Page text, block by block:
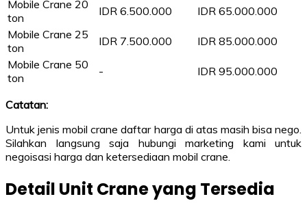
Mobile Crane 20
ton
IDR 6.500.000
IDR 65.000.000
Mobile Crane 25
ton
IDR 7.500.000
IDR 85.000.000
Mobile Crane 50
ton
- IDR 95.000.000
Catatan:
Untuk jenis mobil crane daftar harga di atas masih bisa nego.
Silahkan langsung saja hubungi marketing kami untuk
negoisasi harga dan ketersediaan mobil crane.
Detail Unit Crane yang Tersedia